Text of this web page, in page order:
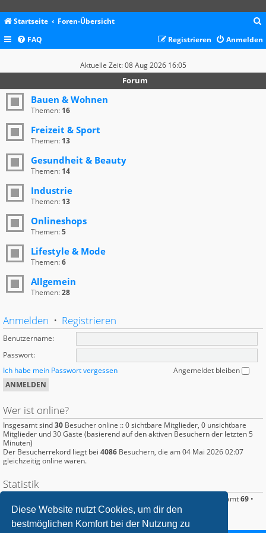
Diese Website nutzt Cookies, um dir den
bestmöglichen Komfort bei der Nutzung zu
Startseite Foren-Übersicht
c
FAQ Anmelden
Registrieren
Aktuelle Zeit: 08 Aug 2026 16:05
Forum
Bauen & Wohnen
Themen: 16
Freizeit & Sport
Themen: 13
Gesundheit & Beauty
Themen: 14
Industrie
Themen: 13
Onlineshops
Themen:5
Lifestyle & Mode
Themen:6
Allgemein
Themen:28
Anmelden • Registrieren
Benutzername:
Passwort:
Ich habe mein Passwort vergessen
Angemeldet bleiben
Wer ist online?
Insgesamt sind30 Besucher online :: 0 sichtbare Mitglieder, 0 unsichtbare
Mitglieder und 30 Gäste (basierend auf den aktiven Besuchern der letzten 5
Minuten)
Der Besucherrekord liegt bei 4086 Besuchern, die am 04 Mai 2026 02:07
gleichzeitig online waren.
Statistik
• Mitglieder insgesamt69 •
Unser neuestes Mitglied:Ghostfisch